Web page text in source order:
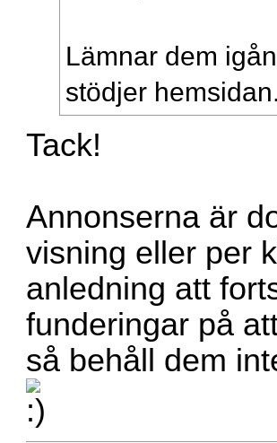
Lämnar dem
stödjer
Tack!
Annonserna är
visning eller per
anledning att
funderingar på
så behåll dem